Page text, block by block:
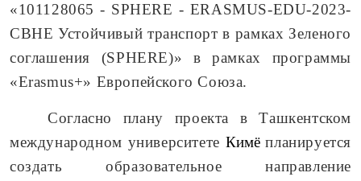
«101128065 - SPHERE - ERASMUS-EDU-2023-
CBHE Устойчивый транспорт в рамках Зеленого
соглашения (SPHERE)» в рамках программы
«Erasmus+» Европейского Союза.
Согласно плану проекта в Ташкентском
международном университете Кимёпланируется
создать образовательное направление